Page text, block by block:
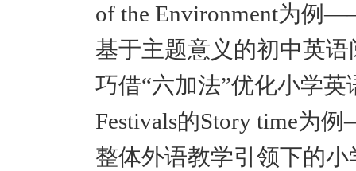
of the Environment为例
基于主题意义的初中英
巧借“六加法”优化小学
Festivals的Story time为
整体外语教学引领下的